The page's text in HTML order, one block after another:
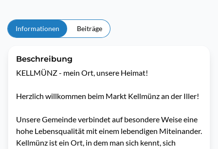
Informationen Beiträge
Beschreibung
KELLMÜNZ - mein Ort, unsere Heimat!
Herzlich willkommen beim Markt Kellmünz an der Iller!
Unsere Gemeinde verbindet auf besondere Weise eine
hohe Lebensqualität mit einem lebendigen Miteinander.
Kellmünz ist ein Ort, in dem man sich kennt, sich